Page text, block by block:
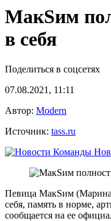
МакSим
в себя
Поделиться в соцсетях
07.08.2021, 11:11
Автор: Modern
Источник: tass.ru
Певица МакSим
себя, память в норме,
сообщается на ее